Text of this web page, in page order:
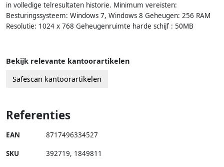
in volledige telresultaten historie. Minimum vereisten:
Besturingssysteem: Windows 7, Windows 8 Geheugen: 256 RAM
Resolutie: 1024 x 768 Geheugenruimte harde schijf : 50MB
Bekijk relevante kantoorartikelen
Safescan kantoorartikelen
Referenties
EAN 8717496334527
SKU 392719, 1849811